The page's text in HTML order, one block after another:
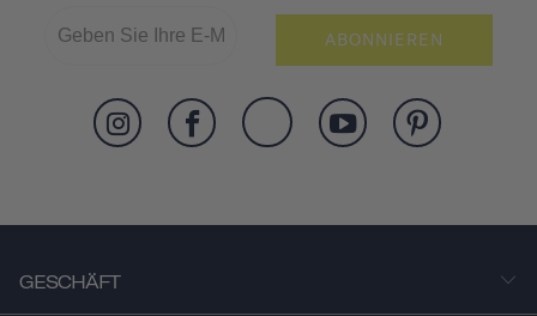
ABONNIEREN
GESCHÄFT